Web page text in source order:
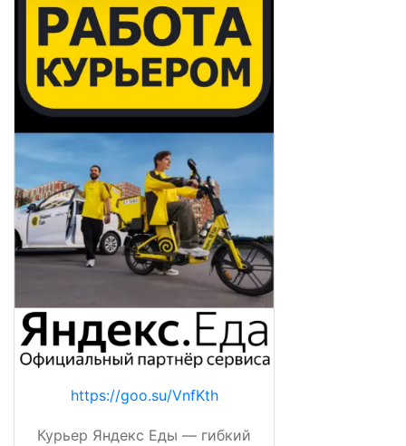
https://goo.su/VnfKth
Курьер Яндекс Еды — гибкий